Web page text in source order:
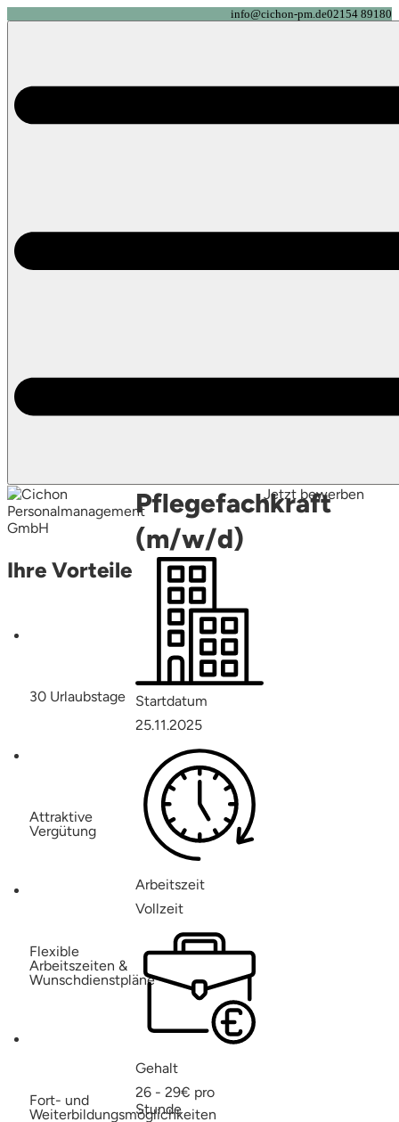
info@cichon-pm.de02154 89180
Pflegefachkraft
(m/w/d)
Jetzt bewerben
Ihre Vorteile
30 Urlaubstage
Attraktive
Vergütung
Flexible
Arbeitszeiten &
Wunschdienstpläne
Fort- und
Weiterbildungsmöglichkeiten
Startdatum
25.11.2025
Arbeitszeit
Vollzeit
Gehalt
26 - 29€ pro
Stunde